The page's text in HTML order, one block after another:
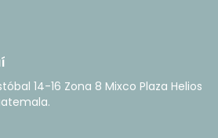
14-16 Zona 8 Mixco Plaza Helios